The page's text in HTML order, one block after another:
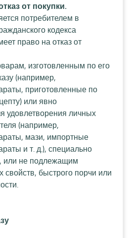
от покупки.
потребителем в
кодекса
право на отказ от
изготовленным по его
(например,
приготовленные по
или явно
удовлетворения личных
(например,
мази, импортные
и т. д.), специально
или не подлежащим
свойств, быстрого порчи или